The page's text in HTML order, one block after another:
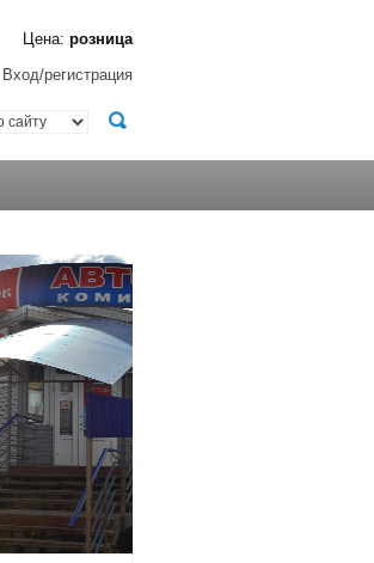
Цена: розница
Вход/регистрация